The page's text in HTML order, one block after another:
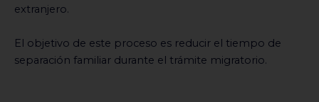
extranjero.
El objetivo de este proceso es reducir el tiempo de
separación familiar durante el trámite migratorio.